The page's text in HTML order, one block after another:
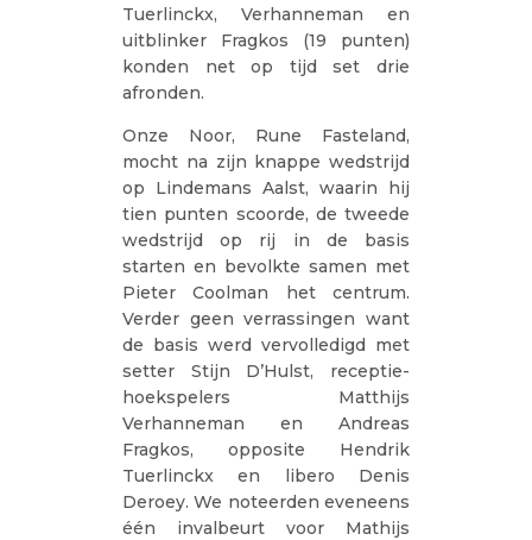
Tuerlinckx, Verhanneman en
uitblinker Fragkos (19 punten)
konden net op tijd set drie
afronden.
Onze Noor, Rune Fasteland,
mocht na zijn knappe wedstrijd
op Lindemans Aalst, waarin hij
tien punten scoorde, de tweede
wedstrijd op rij in de basis
starten en bevolkte samen met
Pieter Coolman het centrum.
Verder geen verrassingen want
de basis werd vervolledigd met
setter Stijn D’Hulst, receptie-
hoekspelers Matthijs
Verhanneman en Andreas
Fragkos, opposite Hendrik
Tuerlinckx en libero Denis
Deroey. We noteerden eveneens
één invalbeurt voor Mathijs